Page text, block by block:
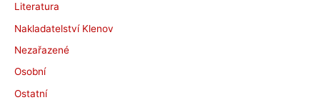
Literatura
Nakladatelství Klenov
Nezařazené
Osobní
Ostatní